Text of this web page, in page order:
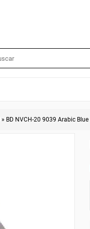
» BD NVCH-20 9039 Arabic Blue